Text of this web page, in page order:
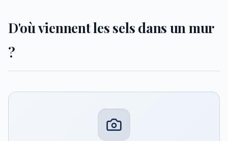
D'où viennent les sels dans un mur
?